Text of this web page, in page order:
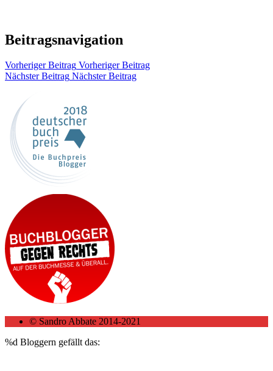
Beitragsnavigation
Vorheriger Beitrag Vorheriger Beitrag
Nächster Beitrag Nächster Beitrag
© Sandro Abbate 2014-2021
%d Bloggern gefällt das: